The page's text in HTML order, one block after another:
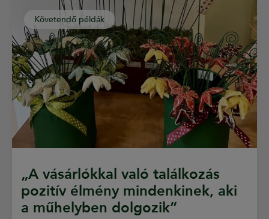
Követendő példák
„A vásárlókkal való találkozás
pozitív élmény mindenkinek, aki
a műhelyben dolgozik”